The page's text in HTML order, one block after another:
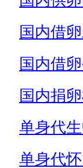
国内借
国内借
国内捐
单身代
单身代